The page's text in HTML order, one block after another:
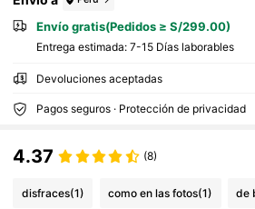
Envío gratis(Pedidos ≥ S/299.00)
Entrega estimada: 7-15 Días laborables
Devoluciones aceptadas
Pagos seguros · Protección de privacidad
4.37 (8)
disfraces(1) como en las fotos(1) de